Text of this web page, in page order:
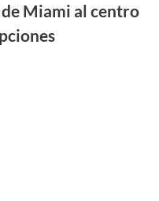
Miami al centro